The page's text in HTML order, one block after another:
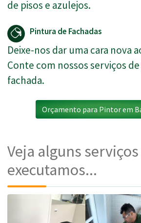
de pisos e azulejos.
Pintura de Fachadas
Deixe-nos dar uma cara nova
Conte com nossos serviços
fachada.
Orçamento para Pintor em
Veja alguns
executamos...